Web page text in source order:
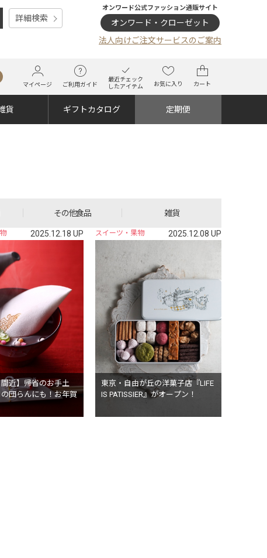
詳細検索
オンワード公式ファッション通販サイト
オンワード・クローゼット
法人向けご注文サービスのご案内
マイページ ご利用ガイド
最近チェック
したアイテム
お気に入り カート
貨 ギフトカタログ 定期便
その他食品 雑貨
2025.12.18 UP
間近】帰省のお手土
団らんにも！お年賀
スイーツ・果物 2025.12.08 UP
東京・自由が丘の洋菓子店『LIFE
IS PATISSIER』がオープン！